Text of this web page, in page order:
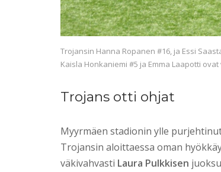
Trojansin Hanna Ropanen #16, ja Essi
Kaisla Honkaniemi #5 ja Emma Laapotti
Trojans otti ohjat
Myyrmäen stadionin ylle
Trojansin aloittaessa oman
väkivahvasti Laura Pulkkisen